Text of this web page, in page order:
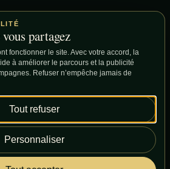
Jeanménil · Vosges
Séjour à deux
Groupes
Questions fréquentes
partagez
fonctionner le site. Avec votre accord, la
à améliorer le parcours et la publicité
Refuser n’empêche jamais de
Tout refuser
Personnaliser